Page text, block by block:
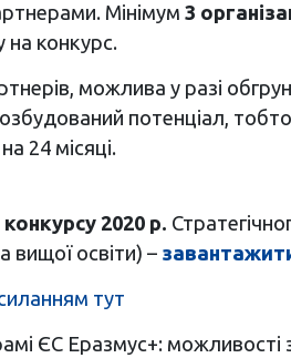
Мінімум 3
на конкурс.
можлива у разі
потенціал,
24 місяці.
2020 р.
вищої освіти) –
тут
ЄС Еразмус+: